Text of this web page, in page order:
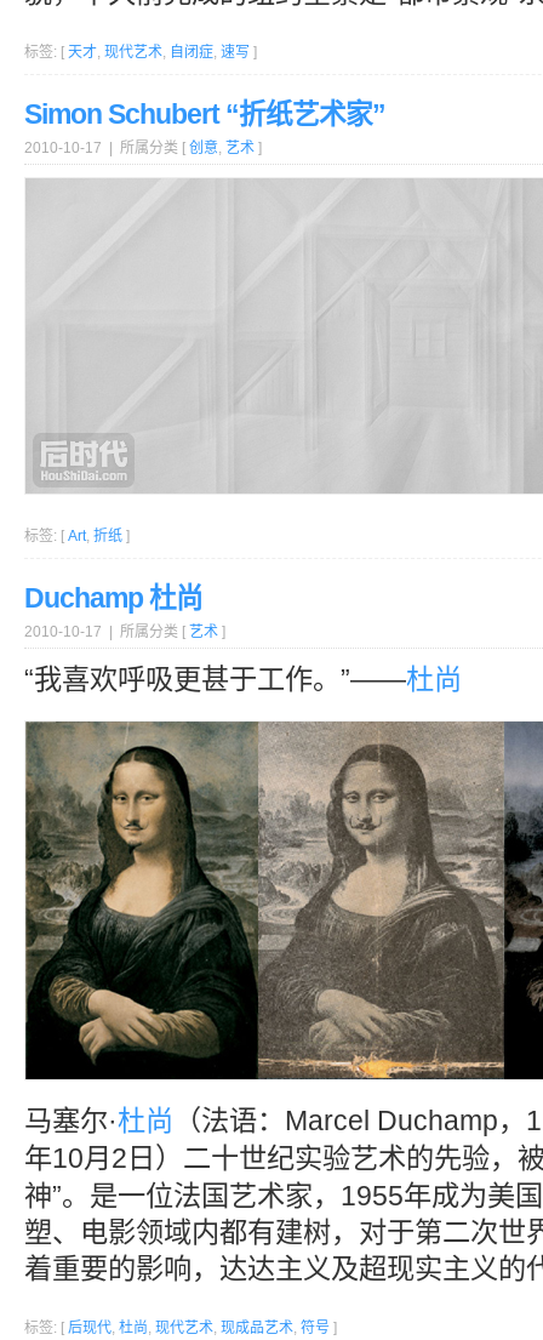
标签: [ 天才, 现代艺术, 自闭症, 速写 ]
Simon Schubert “折纸艺术家”
2010-10-17 | 所属分类 [ 创意, 艺术 ]
标签: [ Art, 折纸 ]
Duchamp 杜尚
2010-10-17 | 所属分类 [ 艺术 ]
“我喜欢呼吸更甚于工作。”——杜尚
马塞尔·杜尚 （法语：Marcel Duchamp
年10月2日）二十世纪实验艺术的先验，
神”。是一位法国艺术家，1955年成为美
塑、电影领域内都有建树，对于第二次世
着重要的影响，达达主义及超现实主义的
标签: [ 后现代, 杜尚, 现代艺术, 现成品艺术, 符号 ]